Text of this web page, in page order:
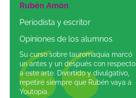
Rubén Amón
Periodista y escritor
Opiniones de los alumnos
Su curso sobre tauromaquia marcó
un antes y un después con respecto
a este arte. Divertido y divulgativo,
repetiré siempre que Rubén vaya a
Youtopía.